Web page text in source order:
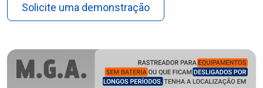
Solicite uma demonstração